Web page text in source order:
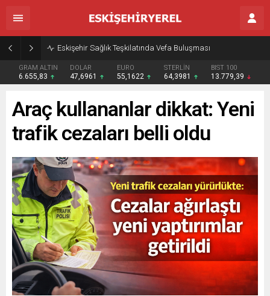
Eskişehir Sağlık Teşkilatında Vefa Buluşması
GRAM ALTIN
6.655,83
DOLAR
47,6961
EURO
55,1622
STERLİN
64,3981
BIST 100
13.779,39
Araç kullananlar dikkat: Yeni
trafik cezaları belli oldu